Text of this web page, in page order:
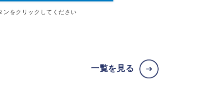
ン をクリックしてください
一覧を見る